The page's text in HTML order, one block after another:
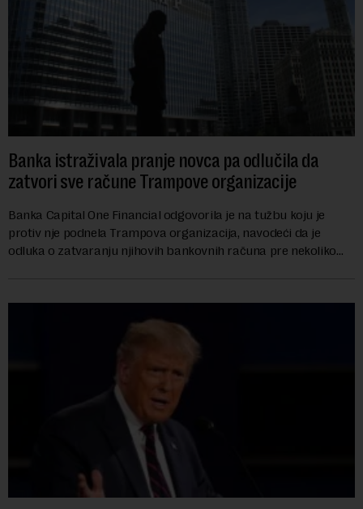
Banka istraživala pranje novca pa odlučila da
zatvori sve račune Trampove organizacije
Banka Capital One Financial odgovorila je na tužbu koju je
protiv nje podnela Trampova organizacija, navodeći da je
odluka o zatvaranju njihovih bankovnih računa pre nekoliko